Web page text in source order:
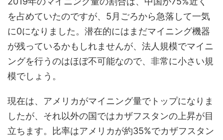
を占めていたのですが、5月ごろから急落して一気
に0になりました。潜在的にはまだマイニング機器
が残っているかもしれませんが、法人規模でマイニ
ングを行うのはほぼ不可能なので、非常に小さい規
模でしょう。
現在は、アメリカがマイニング量でトップになりま
したが、それ以外の国ではカザフスタンの上昇が目
立ちます。比率はアメリカが約35%でカザフスタン